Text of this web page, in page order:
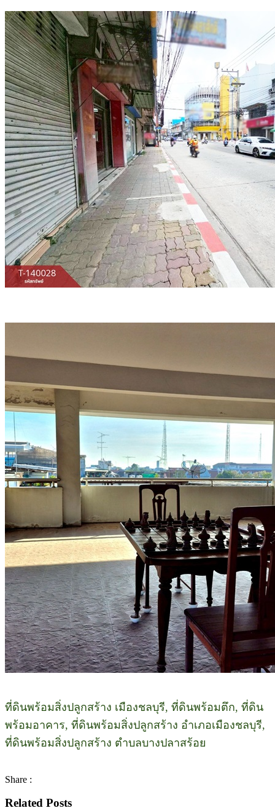
ที่ดินพร้อมสิ่งปลูกสร้าง เมืองชลบุรี, ที่ดินพร้อมตึก, ที่ดิน
พร้อมอาคาร, ที่ดินพร้อมสิ่งปลูกสร้าง อำเภอเมืองชลบุรี,
ที่ดินพร้อมสิ่งปลูกสร้าง ตำบลบางปลาสร้อย
Share :
Related Posts